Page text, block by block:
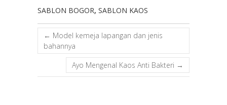
SABLON BOGOR, SABLON KAOS
← Model kemeja lapangan dan jenis
bahannya
Ayo Mengenal Kaos Anti Bakteri →